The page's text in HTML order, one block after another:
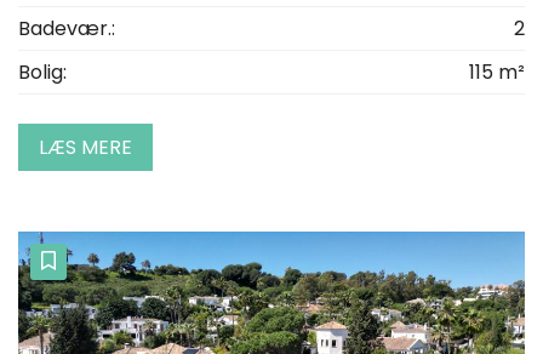
Badevær.:
2
Bolig:
115 m²
LÆS MERE